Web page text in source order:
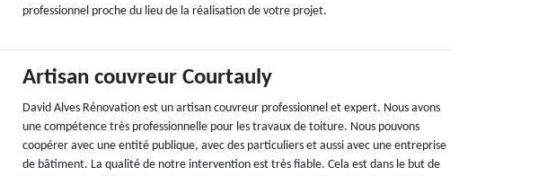
professionnel proche du lieu de la réalisation de votre projet.
Artisan couvreur Courtauly
David Alves Rénovation est un artisan couvreur professionnel et expert. Nous avons
une compétence très professionnelle pour les travaux de toiture. Nous pouvons
coopérer avec une entité publique, avec des particuliers et aussi avec une entreprise
de bâtiment. La qualité de notre intervention est très fiable. Cela est dans le but de